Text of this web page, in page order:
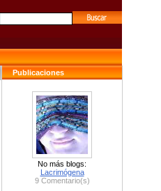
Publicaciones
No más blogs:
Lacrimógena
9 Comentario(s)